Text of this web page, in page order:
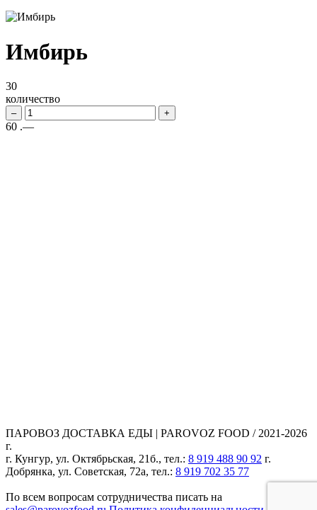
Имбирь
30
количество
– +
60 .—
ПАРОВОЗ ДОСТАВКА ЕДЫ | PAROVOZ FOOD / 2021-2026
г.
г. Кунгур, ул. Октябрьская, 21б., тел.: 8 919 488 90 92 г.
Добрянка, ул. Советская, 72а, тел.: 8 919 702 35 77
По всем вопросам сотрудничества писать на